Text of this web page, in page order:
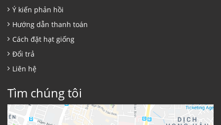
Ý kiến phản hồi
Hướng dẫn thanh toán
Cách đặt hạt giống
Đổi trả
Liên hệ
Tìm chúng tôi